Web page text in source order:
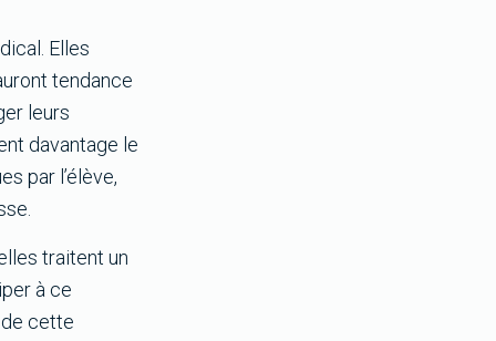
Elles
tendance
leurs
davantage le
par l’élève,
traitent un
à ce
cette